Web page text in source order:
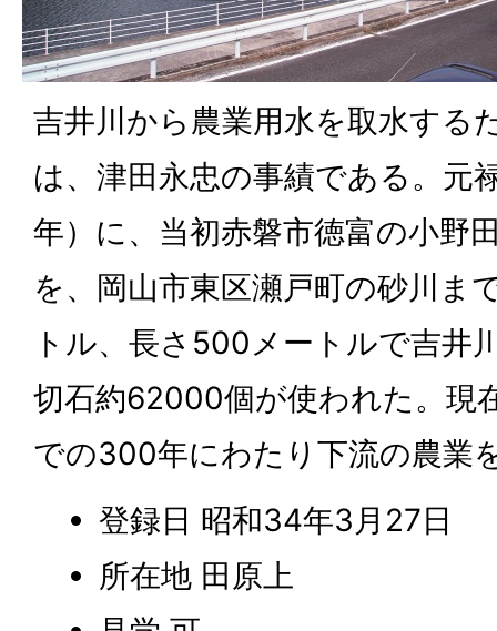
吉井川から農業用水を取水する
は、津田永忠の事績である。元
年）に、当初赤磐市徳富の小野
を、岡山市東区瀬戸町の砂川ま
トル、長さ500メートルで吉井
切石約62000個が使われた。現
での300年にわたり下流の農業
登録日 昭和34年3月27日
所在地 田原上